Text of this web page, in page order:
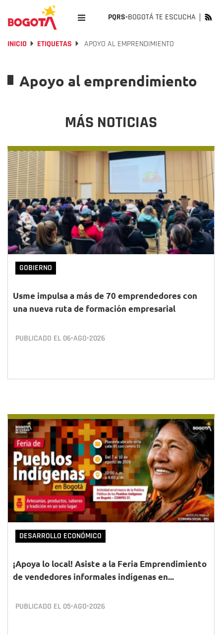
PQRS-BOGOTÁ TE ESCUCHA
INICIO ETIQUETAS APOYO AL EMPRENDIMIENTO
Apoyo al emprendimiento
MÁS NOTICIAS
GOBIERNO
Usme impulsa a más de 70 emprendedores con
una nueva ruta de formación empresarial
PUBLICADO EL 06•AGO•2026
DESARROLLO ECONÓMICO
¡Apoya lo local! Asiste a la Feria Emprendimiento
de vendedores informales indígenas en...
PUBLICADO EL 05•AGO•2026